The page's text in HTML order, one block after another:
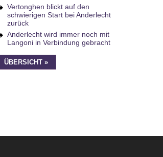
Vertonghen blickt auf den
schwierigen Start bei Anderlecht
zurück
Anderlecht wird immer noch mit
Langoni in Verbindung gebracht
ÜBERSICHT »